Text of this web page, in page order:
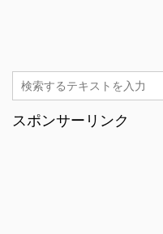
スポンサーリンク